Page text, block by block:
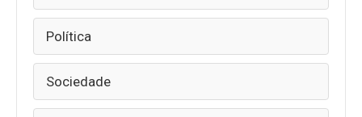
Política
Sociedade